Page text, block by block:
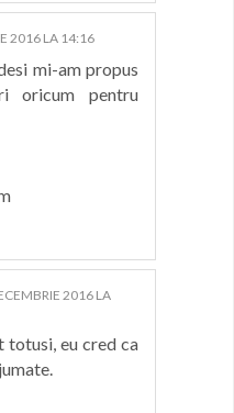
2016 LA 14:16
mi-am propus
oricum pentru
2016 LA
totusi, eu cred ca